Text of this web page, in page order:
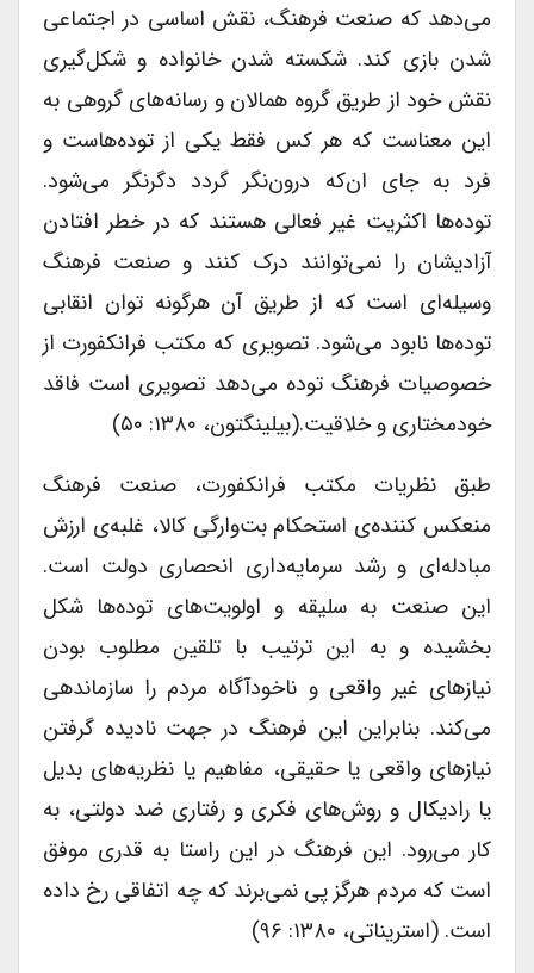
می‌دهد که صنعت فرهنگ، نقش اساسی در اجتماعی
شدن بازی کند. شکسته شدن خانواده و شکل‌گیری
نقش خود از طریق گروه همالان و رسانه‌های گروهی به
این معناست که هر کس فقط یکی از توده‌هاست و
فرد به جای ان‌که درون‌نگر گردد دگر‌نگر می‌شود.
توده‌ها اکثریت غیر فعالی هستند که در خطر افتادن
آزادیشان را نمی‌توانند درک کنند و صنعت فرهنگ
وسیله‌ای است که از طریق آن هرگونه توان انقابی
توده‌ها نابود می‌شود. تصویری که مکتب فرانکفورت از
خصوصیات فرهنگ توده می‌دهد تصویری است فاقد
خودمختاری و خلاقیت.(بیلینگتون، ۱۳۸۰: ۵۰)
طبق نظریات مکتب فرانکفورت، صنعت فرهنگ
منعکس کننده‌ی استحکام بت‌وارگی کالا، غلبه‌ی ارزش
مبادله‌ای و رشد سرمایه‌داری انحصاری دولت است.
این صنعت به سلیقه و اولویت‌های توده‌ها شکل
بخشیده و به این ترتیب با تلقین مطلوب بودن
نیازهای غیر واقعی و ناخودآگاه مردم را سازماندهی
می‌کند. بنابراین این فرهنگ در جهت نادیده گرفتن
نیازهای واقعی یا حقیقی، مفاهیم یا نظریه‌های بدیل
یا رادیکال و روش‌های فکری و رفتاری ضد دولتی، به
کار می‌رود. این فرهنگ در این راستا به قدری موفق
است که مردم هرگز پی نمی‌برند که چه اتفاقی رخ داده
است. (استریناتی، ۱۳۸۰: ۹۶)